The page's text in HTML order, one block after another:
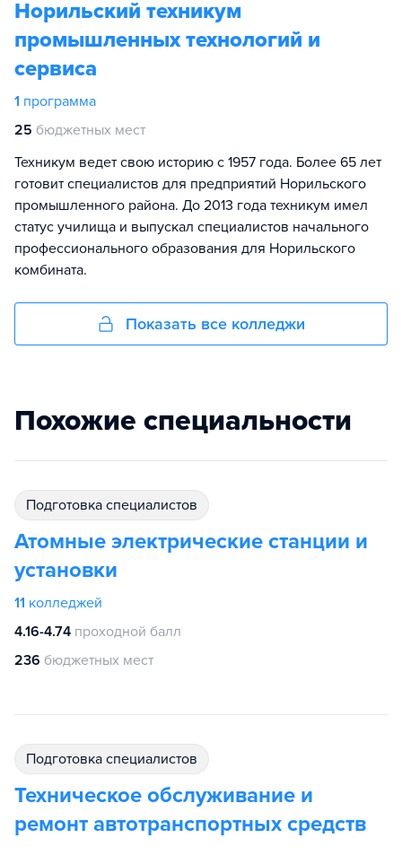
Норильский техникум
промышленных технологий и
сервиса
1 программа
25 бюджетных мест
Техникум ведет свою историю с 1957 года. Более 65 лет
готовит специалистов для предприятий Норильского
промышленного района. До 2013 года техникум имел
статус училища и выпускал специалистов начального
профессионального образования для Норильского
комбината.
Показать все колледжи
Похожие специальности
подготовка специалистов
Атомные электрические станции и
установки
11 колледжей
4.16-4.74 проходной балл
236 бюджетных мест
подготовка специалистов
Техническое обслуживание и
ремонт автотранспортных средств